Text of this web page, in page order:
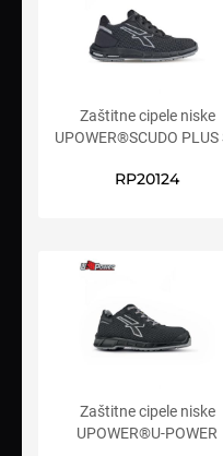
Zaštitne cipele niske
UPOWER®SCUDO PLUS
RP20124
Zaštitne cipele niske
UPOWER®U-POWER